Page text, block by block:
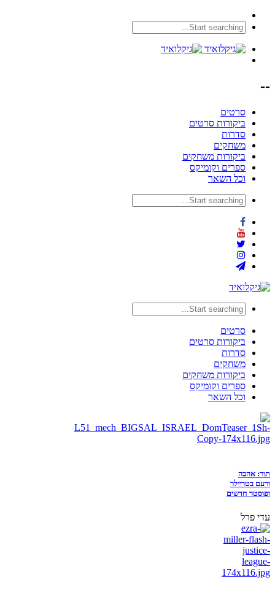
--
סרטים
ביקורות סרטים
סדרות
משחקים
ביקורות משחקים
ספרים וקומיקס
וכל השאר
סרטים
ביקורות סרטים
סדרות
משחקים
ביקורות משחקים
ספרים וקומיקס
וכל השאר
תור: אהבה
ורעם בטריילר
ופוסטר חדשים
עדי פרל